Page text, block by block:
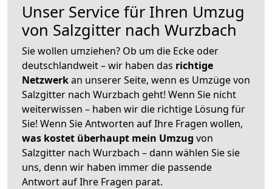
Unser Service für Ihren Umzug
von Salzgitter nach Wurzbach
Sie wollen umziehen? Ob um die Ecke oder
deutschlandweit – wir haben das richtige
Netzwerkan unserer Seite, wenn es Umzüge von
Salzgitter nach Wurzbach geht! Wenn Sie nicht
weiterwissen – haben wir die richtige Lösung für
Sie! Wenn Sie Antworten auf Ihre Fragen wollen,
was kostet überhaupt mein Umzug von
Salzgitter nach Wurzbach – dann wählen Sie sie
uns, denn wir haben immer die passende
Antwort auf Ihre Fragen parat.